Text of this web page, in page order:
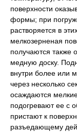
поверхности
формы; при
растворяется в
мелкозерненая
получаются также
медную доску.
внутри более или
через несколько
осаждаются
подогревают ее с
пристают к
разъедающему